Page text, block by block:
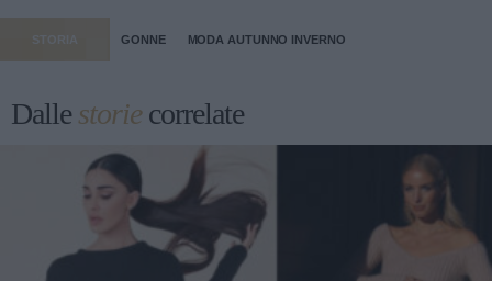
STORIA GONNE MODA AUTUNNO INVERNO
Dallestoriecorrelate